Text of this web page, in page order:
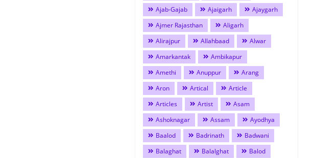
Ajab-Gajab
Ajaigarh
Ajaygarh
Ajmer Rajasthan
Aligarh
Alirajpur
Allahbaad
Alwar
Amarkantak
Ambikapur
Amethi
Anuppur
Arang
Aron
Artical
Article
Articles
Artist
Asam
Ashoknagar
Assam
Ayodhya
Baalod
Badrinath
Badwani
Balaghat
Balalghat
Balod